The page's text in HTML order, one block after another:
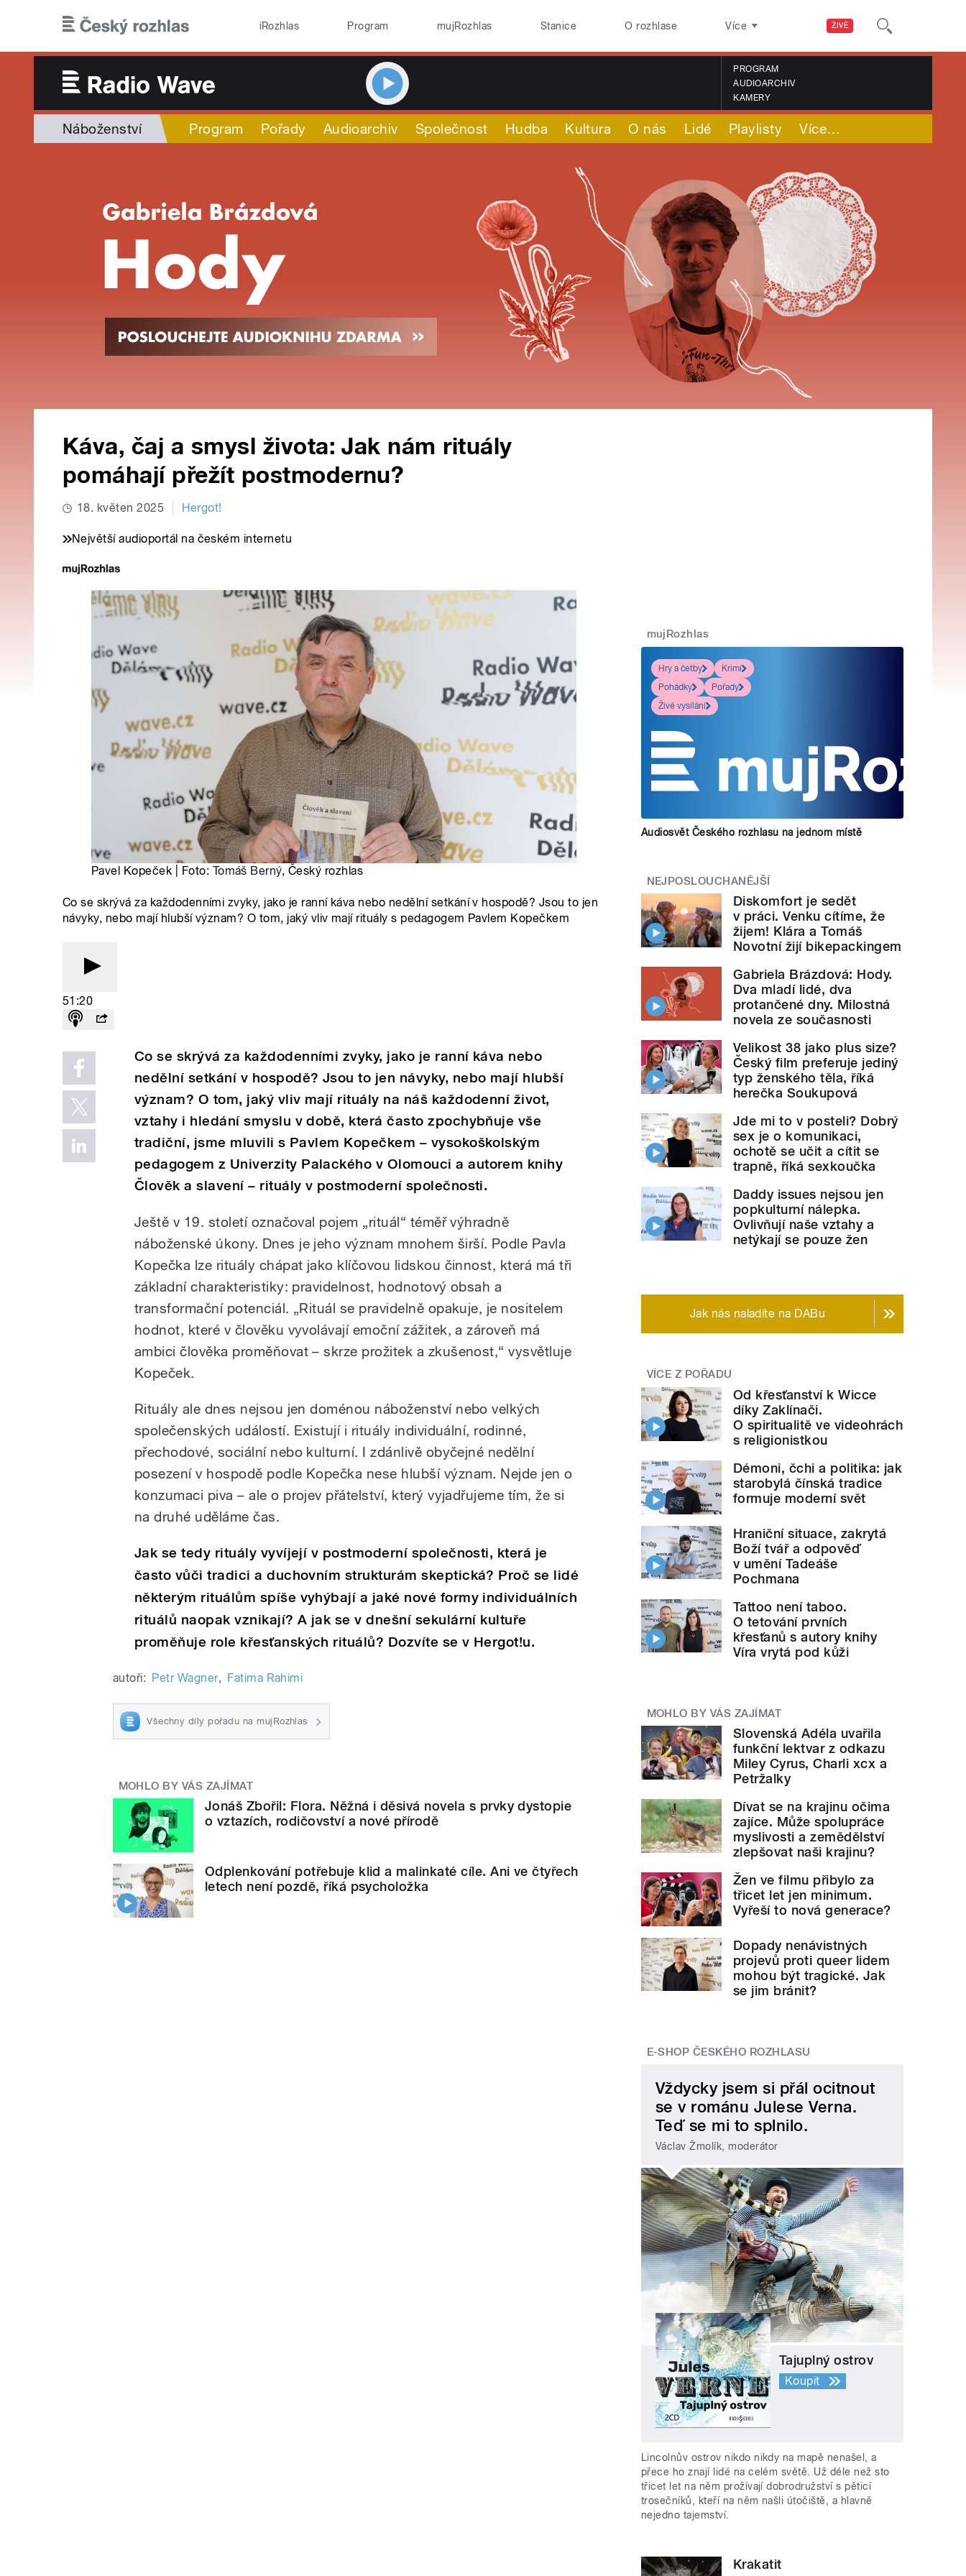
ŽIVĚ
iRozhlas Program mujRozhlas Stanice O rozhlase Více
PROGRAM
AUDIOARCHIV
KAMERY
Náboženství Program Pořady Audioarchiv Společnost Hudba Kultura O nás Lidé Playlisty Více…
Káva, čaj a smysl života: Jak nám rituály
pomáhají přežít postmodernu?
18. květen 2025 Hergot!
Největší audioportál na českém internetu
Pavel Kopeček | Foto: Tomáš Berný, Český rozhlas
Co se skrývá za každodenními zvyky, jako je ranní káva nebo nedělní setkání v hospodě? Jsou to jen
návyky, nebo mají hlubší význam? O tom, jaký vliv mají rituály s pedagogem Pavlem Kopečkem
51:20
Co se skrývá za každodenními zvyky, jako je ranní káva nebo
nedělní setkání v hospodě? Jsou to jen návyky, nebo mají hlubší
význam? O tom, jaký vliv mají rituály na náš každodenní život,
vztahy i hledání smyslu v době, která často zpochybňuje vše
tradiční, jsme mluvili s Pavlem Kopečkem – vysokoškolským
pedagogem z Univerzity Palackého v Olomouci a autorem knihy
Člověk a slavení – rituály v postmoderní společnosti.
Ještě v 19. století označoval pojem „rituál“ téměř výhradně
náboženské úkony. Dnes je jeho význam mnohem širší. Podle Pavla
Kopečka lze rituály chápat jako klíčovou lidskou činnost, která má tři
základní charakteristiky: pravidelnost, hodnotový obsah a
transformační potenciál. „Rituál se pravidelně opakuje, je nositelem
hodnot, které v člověku vyvolávají emoční zážitek, a zároveň má
ambici člověka proměňovat – skrze prožitek a zkušenost,“ vysvětluje
Kopeček.
Rituály ale dnes nejsou jen doménou náboženství nebo velkých
společenských událostí. Existují i rituály individuální, rodinné,
přechodové, sociální nebo kulturní. I zdánlivě obyčejné nedělní
posezení v hospodě podle Kopečka nese hlubší význam. Nejde jen o
konzumaci piva – ale o projev přátelství, který vyjadřujeme tím, že si
na druhé uděláme čas.
Jak se tedy rituály vyvíjejí v postmoderní společnosti, která je
často vůči tradici a duchovním strukturám skeptická? Proč se lidé
některým rituálům spíše vyhýbají a jaké nové formy individuálních
rituálů naopak vznikají? A jak se v dnešní sekulární kultuře
proměňuje role křesťanských rituálů? Dozvíte se v Hergot!u.
autoři: Petr Wagner, Fatima Rahimi
Všechny díly pořadu na mujRozhlas
MOHLO BY VÁS ZAJÍMAT
Jonáš Zbořil: Flora. Něžná i děsivá novela s prvky dystopie
o vztazích, rodičovství a nové přírodě
Odplenkování potřebuje klid a malinkaté cíle. Ani ve čtyřech
letech není pozdě, říká psycholožka
mujRozhlas
Hry a četby
Krimi
Pohádky
Pořady
Živé vysílání
Audiosvět Českého rozhlasu na jednom místě
NEJPOSLOUCHANĚJŠÍ
Diskomfort je sedět
v práci. Venku cítíme, že
žijem! Klára a Tomáš
Novotní žijí bikepackingem
Gabriela Brázdová: Hody.
Dva mladí lidé, dva
protančené dny. Milostná
novela ze současnosti
Velikost 38 jako plus size?
Český film preferuje jediný
typ ženského těla, říká
herečka Soukupová
Jde mi to v posteli? Dobrý
sex je o komunikaci,
ochotě se učit a cítit se
trapně, říká sexkoučka
Daddy issues nejsou jen
popkulturní nálepka.
Ovlivňují naše vztahy a
netýkají se pouze žen
Jak nás naladíte na DABu
VÍCE Z POŘADU
Od křesťanství k Wicce
díky Zaklínači.
O spiritualitě ve videohrách
s religionistkou
Démoni, čchi a politika: jak
starobylá čínská tradice
formuje moderní svět
Hraniční situace, zakrytá
Boží tvář a odpověď
v umění Tadeáše
Pochmana
Tattoo není taboo.
O tetování prvních
křesťanů s autory knihy
Víra vrytá pod kůži
MOHLO BY VÁS ZAJÍMAT
Slovenská Adéla uvařila
funkční lektvar z odkazu
Miley Cyrus, Charli xcx a
Petržalky
Dívat se na krajinu očima
zajíce. Může spolupráce
myslivosti a zemědělství
zlepšovat naši krajinu?
Žen ve filmu přibylo za
třicet let jen minimum.
Vyřeší to nová generace?
Dopady nenávistných
projevů proti queer lidem
mohou být tragické. Jak
se jim bránit?
E-SHOP ČESKÉHO ROZHLASU
Vždycky jsem si přál ocitnout
se v románu Julese Verna.
Teď se mi to splnilo.
Václav Žmolík, moderátor
Tajuplný ostrov
Koupit
Lincolnův ostrov nikdo nikdy na mapě nenašel, a
přece ho znají lidé na celém světě. Už déle než sto
třicet let na něm prožívají dobrodružství s pěticí
trosečníků, kteří na něm našli útočiště, a hlavně
nejedno tajemství.
Krakatit